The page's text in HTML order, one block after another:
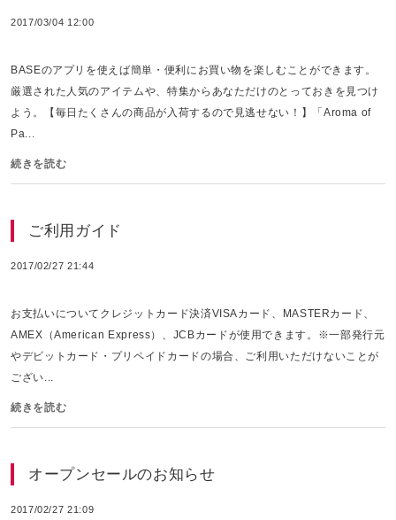
2017/03/04 12:00
BASEのアプリを使えば簡単・便利にお買い物を楽しむことができます。
厳選された人気のアイテムや、特集からあなただけのとっておきを見つけ
よう。【毎日たくさんの商品が入荷するので見逃せない！】「Aroma of
Pa...
続きを読む
ご利用ガイド
2017/02/27 21:44
お支払いについてクレジットカード決済VISAカード、MASTERカード、
AMEX（American Express）、JCBカードが使用できます。※一部発行元
やデビットカード・プリペイドカードの場合、ご利用いただけないことが
ござい...
続きを読む
オープンセールのお知らせ
2017/02/27 21:09